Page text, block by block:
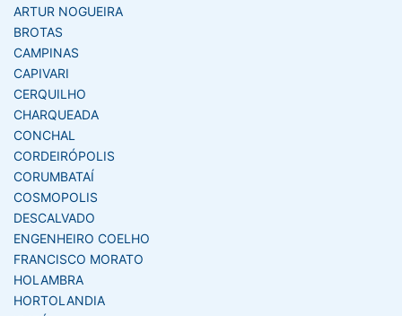
ARTUR NOGUEIRA
BROTAS
CAMPINAS
CAPIVARI
CERQUILHO
CHARQUEADA
CONCHAL
CORDEIRÓPOLIS
CORUMBATAÍ
COSMOPOLIS
DESCALVADO
ENGENHEIRO COELHO
FRANCISCO MORATO
HOLAMBRA
HORTOLANDIA